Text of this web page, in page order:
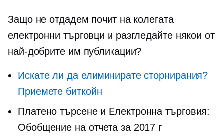
Защо не отдадем почит на колегата
електронни търговци и разгледайте някои от
най-добрите им публикации?
Искате ли да елиминирате сторнирания?
Приемете биткойн
Платено търсене и Електронна търговия:
Обобщение на отчета за 2017 г